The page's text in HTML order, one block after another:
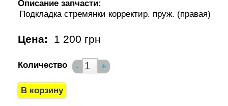
Описание запчасти:
Подкладка стремянки корректир. пруж. (правая)
Цена: 1 200 грн
Количество - +